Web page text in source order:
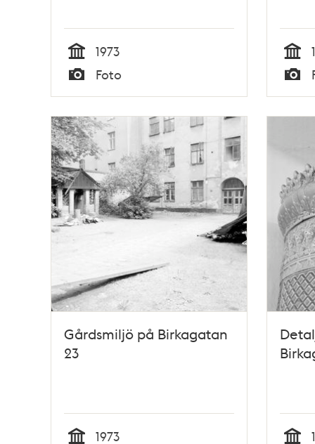
Tid
1973
Foto Tid
Gårdsmiljö på Birkagatan
23
1973